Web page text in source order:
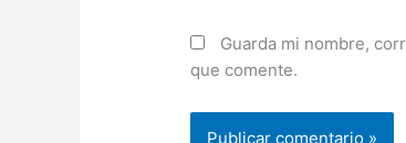
Guarda mi nombre,
que comente.